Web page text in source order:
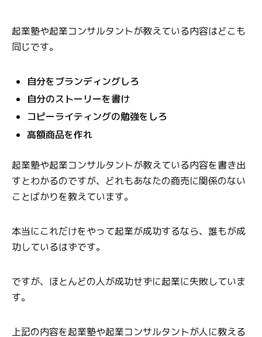
起業塾や起業コンサルタントが教えている内容はどこも
同じです。
自分をブランディングしろ
自分のストーリーを書け
コピーライティングの勉強をしろ
高額商品を作れ
起業塾や起業コンサルタントが教えている内容を書き出
すとわかるのですが、どれもあなたの商売に関係のない
ことばかりを教えています。
本当にこれだけをやって起業が成功するなら、誰もが成
功しているはずです。
ですが、ほとんどの人が成功せずに起業に失敗していま
す。
上記の内容を起業塾や起業コンサルタントが人に教える